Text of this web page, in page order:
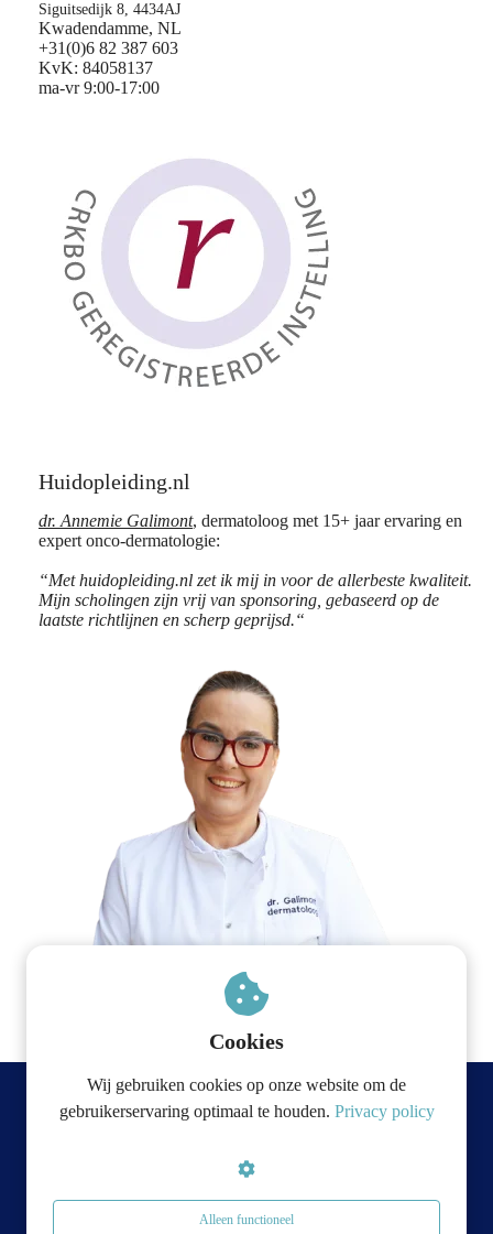
Siguitsedijk 8, 4434AJ
Kwadendamme, NL
+31(0)6 82 387 603
KvK: 84058137
ma-vr 9:00-17:00
Huidopleiding.nl
dr. Annemie Galimont, dermatoloog met 15+ jaar ervaring en
expert onco-dermatologie:
“Met huidopleiding.nl zet ik mij in voor de allerbeste kwaliteit.
Mijn scholingen zijn vrij van sponsoring, gebaseerd op de
laatste richtlijnen en scherp geprijsd.“
© OG-Connect B.V. 2026
Cookies
Wij gebruiken cookies op onze website om de
gebruikerservaring optimaal te houden. Privacy policy
Alleen functioneel